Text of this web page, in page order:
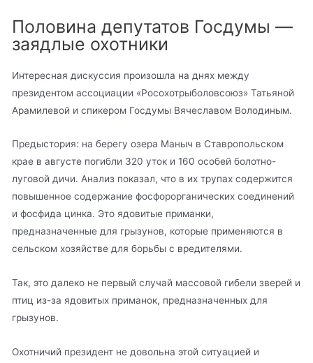
Половина депутатов Госдумы —
заядлые охотники
Интересная дискуссия произошла на днях между
президентом ассоциации «Росохотрыболовсоюз» Татьяной
Арамилевой и спикером Госдумы Вячеславом Володиным.
Предыстория: на берегу озера Маныч в Ставропольском
крае в августе погибли 320 уток и 160 особей болотно-
луговой дичи. Анализ показал, что в их трупах содержится
повышенное содержание фосфорорганических соединений
и фосфида цинка. Это ядовитые приманки,
предназначенные для грызунов, которые применяются в
сельском хозяйстве для борьбы с вредителями.
Так, это далеко не первый случай массовой гибели зверей и
птиц из-за ядовитых приманок, предназначенных для
грызунов.
Охотничий президент не довольна этой ситуацией и